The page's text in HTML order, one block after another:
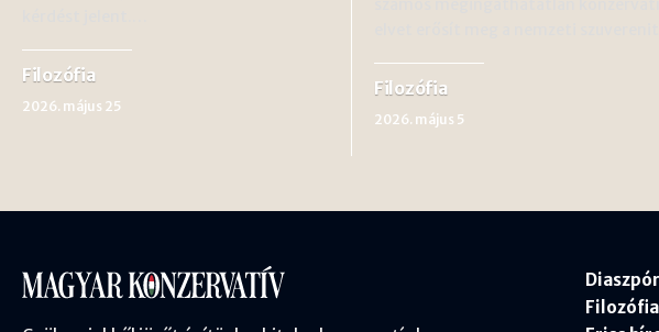
Filozófia
2026. május 25
Filozófia
2026. május 5
Filozófia